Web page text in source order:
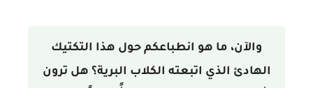
والآن، ما هو انطباعكم حول هذا التكتيك
الهادئ الذي اتبعته الكلاب البرية؟ هل ترون